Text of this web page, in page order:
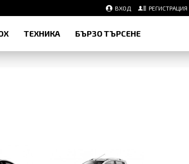
ВХОД РЕГИСТРАЦИЯ
ТЕХНИКА БЪРЗО ТЪРСЕНЕ